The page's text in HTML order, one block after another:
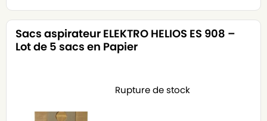
Sacs aspirateur ELEKTRO HELIOS ES 908 –
Lot de 5 sacs en Papier
Rupture de stock